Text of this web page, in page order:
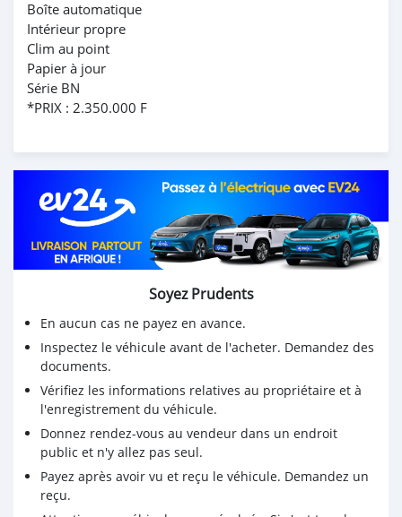
Boîte automatique
Intérieur propre
Clim au point
Papier à jour
Série BN
*PRIX : 2.350.000 F
Soyez Prudents
En aucun cas ne payez en avance.
Inspectez le véhicule avant de l'acheter. Demandez des
documents.
Vérifiez les informations relatives au propriétaire et à
l'enregistrement du véhicule.
Donnez rendez-vous au vendeur dans un endroit
public et n'y allez pas seul.
Payez après avoir vu et reçu le véhicule. Demandez un
reçu.